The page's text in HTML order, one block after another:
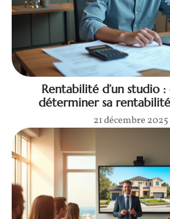
Rentabilité d’un studio
déterminer sa
21 décembre 2025